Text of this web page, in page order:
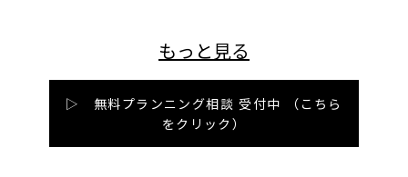
▷ 無料プランニング相談 受付中 （こちら
をクリック）